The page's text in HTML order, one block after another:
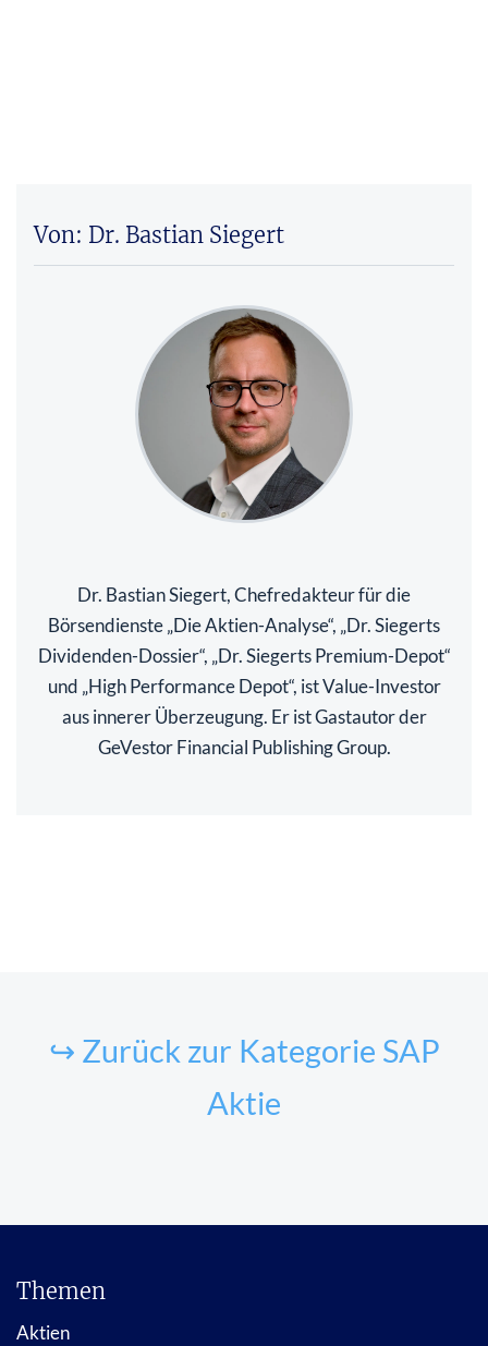
Von: Dr. Bastian Siegert
Dr. Bastian Siegert, Chefredakteur für die
Börsendienste „Die Aktien-Analyse“, „Dr. Siegerts
Dividenden-Dossier“, „Dr. Siegerts Premium-Depot“
und „High Performance Depot“, ist Value-Investor
aus innerer Überzeugung. Er ist Gastautor der
GeVestor Financial Publishing Group.
↪ Zurück zur Kategorie SAP
Aktie
Themen
Aktien